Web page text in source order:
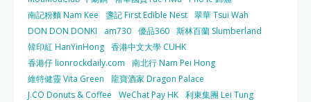
南記粉麵 Nam Kee
盞記 First Edible Nest 翠華 Tsui Wah
DON DON DONKI
am730 優品360 斯林百蘭 Slumberland
韓印紅 HanYinHong 香港中文大學 CUHK
香港仔 lionrockdaily.com
南北行 Nam Pei Hong
維特健靈 Vita Green
龍寶酒家 Dragon Palace
J.CO Donuts & Coffee
WeChat Pay HK 利東集團 Lei Tung